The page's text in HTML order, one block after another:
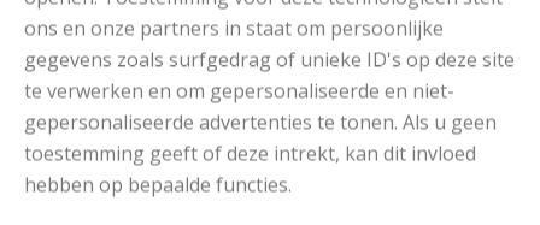
ons en onze partners in staat om persoonlijke
gegevens zoals surfgedrag of unieke ID's op deze site
te verwerken en om gepersonaliseerde en niet-
gepersonaliseerde advertenties te tonen. Als u geen
toestemming geeft of deze intrekt, kan dit invloed
hebben op bepaalde functies.
Brei met de 4e nld in het rond in boordpatroon 1. Brei
tot een boordhoogte van 9 cm, kant de st in patroon af.
Sluit de mouw- en zijnaden. Naai de mouwen in de
armsgaten.